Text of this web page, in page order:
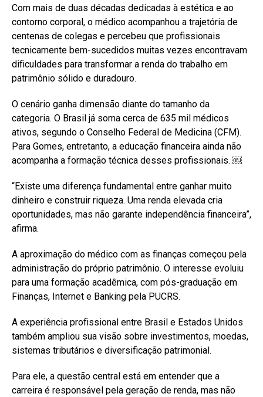
Com mais de duas décadas dedicadas à estética e ao
contorno corporal, o médico acompanhou a trajetória de
centenas de colegas e percebeu que profissionais
tecnicamente bem-sucedidos muitas vezes encontravam
dificuldades para transformar a renda do trabalho em
patrimônio sólido e duradouro.
O cenário ganha dimensão diante do tamanho da
categoria. O Brasil já soma cerca de 635 mil médicos
ativos, segundo o Conselho Federal de Medicina (CFM).
Para Gomes, entretanto, a educação financeira ainda não
acompanha a formação técnica desses profissionais. ￼
“Existe uma diferença fundamental entre ganhar muito
dinheiro e construir riqueza. Uma renda elevada cria
oportunidades, mas não garante independência financeira”,
afirma.
A aproximação do médico com as finanças começou pela
administração do próprio patrimônio. O interesse evoluiu
para uma formação acadêmica, com pós-graduação em
Finanças, Internet e Banking pela PUCRS.
A experiência profissional entre Brasil e Estados Unidos
também ampliou sua visão sobre investimentos, moedas,
sistemas tributários e diversificação patrimonial.
Para ele, a questão central está em entender que a
carreira é responsável pela geração de renda, mas não